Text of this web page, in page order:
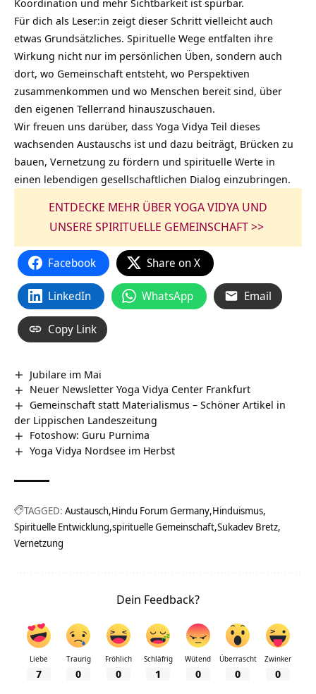
Koordination und mehr Sichtbarkeit ist spürbar.
Für dich als Leser:in zeigt dieser Schritt vielleicht auch
etwas Grundsätzliches. Spirituelle Wege entfalten ihre
Wirkung nicht nur im persönlichen Üben, sondern auch
dort, wo Gemeinschaft entsteht, wo Perspektiven
zusammenkommen und wo Menschen bereit sind, über
den eigenen Tellerrand hinauszuschauen.
Wir freuen uns darüber, dass Yoga Vidya Teil dieses
wachsenden Austauschs ist und dazu beiträgt, Brücken zu
bauen, Vernetzung zu fördern und spirituelle Werte in
einen lebendigen gesellschaftlichen Dialog einzubringen.
ENTDECKE MEHR ÜBER YOGA VIDYA UND
UNSERE SPIRITUELLE GEMEINSCHAFT >>
Facebook Share on X
LinkedIn WhatsApp Email
Copy Link
Jubilare im Mai
Neuer Newsletter Yoga Vidya Center Frankfurt
Gemeinschaft statt Materialismus – Schöner Artikel in
der Lippischen Landeszeitung
Fotoshow: Guru Purnima
Yoga Vidya Nordsee im Herbst
TAGGED: Austausch Hindu Forum Germany Hinduismus
Spirituelle Entwicklung spirituelle Gemeinschaft Sukadev Bretz
Vernetzung
Dein Feedback?
Liebe
7
Traurig
0
Fröhlich
0
Schläfrig
1
Wütend
0
Überrascht
0
Zwinker
0